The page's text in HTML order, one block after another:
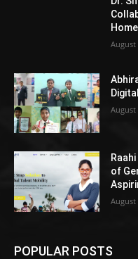
August
August
of
August
POPULAR POSTS